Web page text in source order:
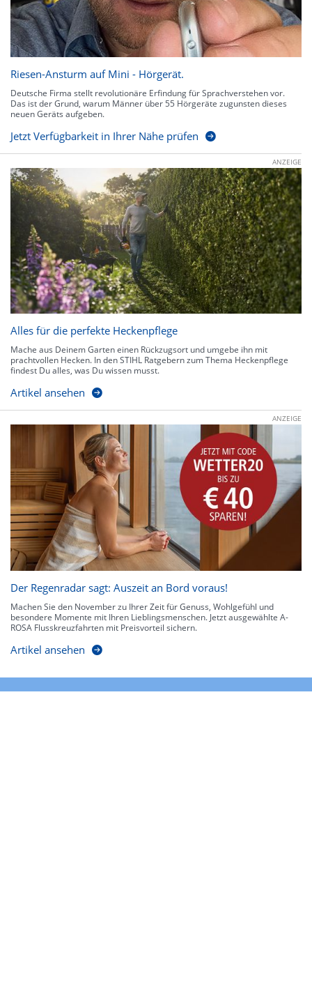
Riesen-Ansturm auf Mini - Hörgerät.
Deutsche Firma stellt revolutionäre Erfindung für Sprachverstehen vor.
Das ist der Grund, warum Männer über 55 Hörgeräte zugunsten dieses
neuen Geräts aufgeben.
Jetzt Verfügbarkeit in Ihrer Nähe prüfen
ANZEIGE
Alles für die perfekte Heckenpflege
Mache aus Deinem Garten einen Rückzugsort und umgebe ihn mit
prachtvollen Hecken. In den STIHL Ratgebern zum Thema Heckenpflege
findest Du alles, was Du wissen musst.
Artikel ansehen
ANZEIGE
Der Regenradar sagt: Auszeit an Bord voraus!
Machen Sie den November zu Ihrer Zeit für Genuss, Wohlgefühl und
besondere Momente mit Ihren Lieblingsmenschen. Jetzt ausgewählte A-
ROSA Flusskreuzfahrten mit Preisvorteil sichern.
Artikel ansehen